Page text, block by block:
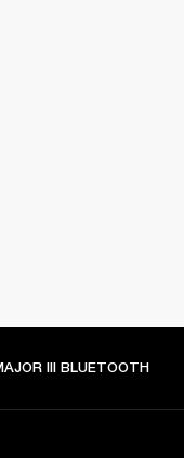
III BLUETOOTH